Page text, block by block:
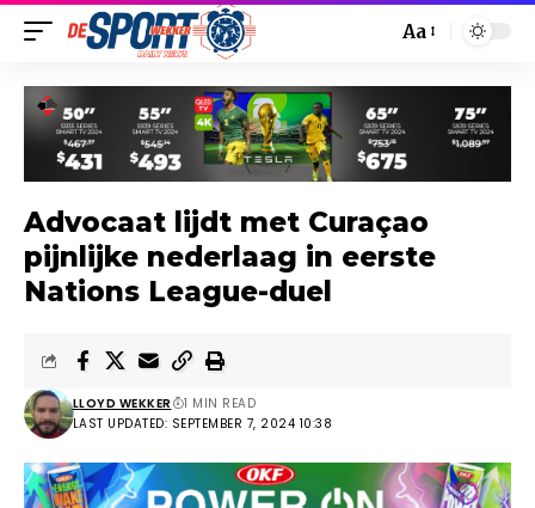
Aa
Advocaat lijdt met Curaçao
pijnlijke nederlaag in eerste
Nations League-duel
LAST UPDATED: SEPTEMBER 7, 2024 10:38
LLOYD WEKKER 1 MIN READ